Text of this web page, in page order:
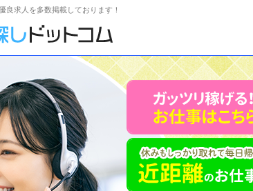
良求人を多数掲載しております！